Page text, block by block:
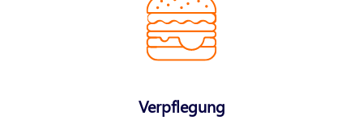
Verpflegung